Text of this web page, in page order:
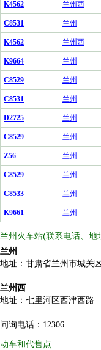
K4562 兰州西
C8531 兰州
K4562 兰州西
K9664 兰州
C8529 兰州
C8531 兰州
D2725 兰州
C8529 兰州
Z56 兰州
C8529 兰州
C8533 兰州
K9661 兰州
兰州火车站(联系电话、地
兰州
地址：甘肃省兰州市城关
兰州西
地址：七里河区西津西路
问询电话：12306
动车和代售点